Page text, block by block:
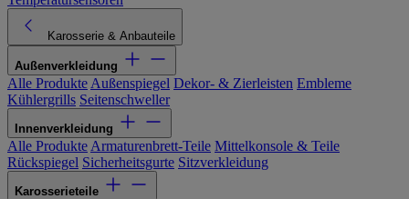
Karosserie & Anbauteile
Außenverkleidung
Alle Produkte Außenspiegel Dekor- & Zierleisten Embleme
Kühlergrills Seitenschweller
Innenverkleidung
Alle Produkte Armaturenbrett-Teile Mittelkonsole & Teile
Rückspiegel Sicherheitsgurte Sitzverkleidung
Karosserieteile